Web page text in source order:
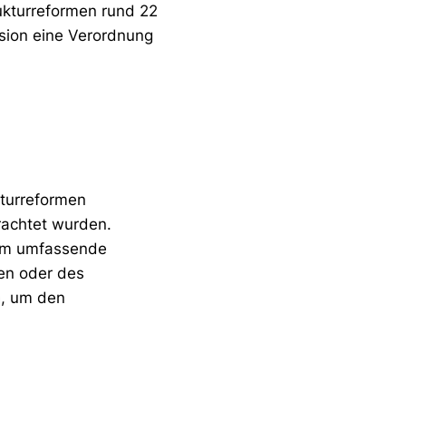
rund 22
eine Verordnung
wurden.
umfassende
oder des
um den